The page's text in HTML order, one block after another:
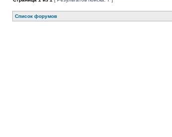
Список форумов